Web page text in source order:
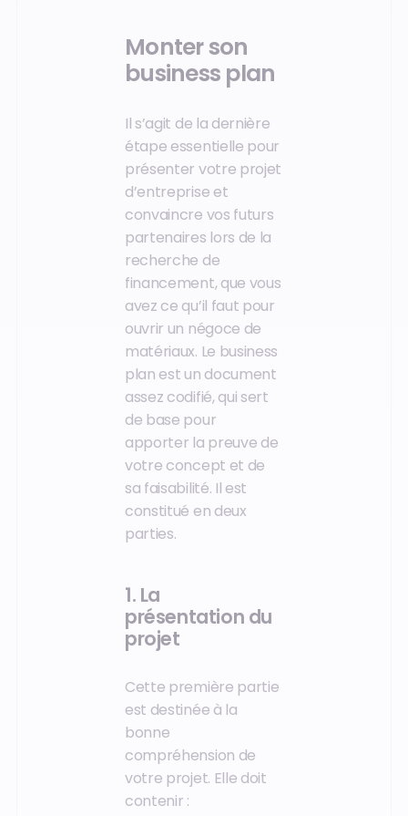
Monter son
business plan
Il s’agit de la dernière
étape essentielle pour
présenter votre projet
d’entreprise et
convaincre vos futurs
partenaires lors de la
recherche de
financement, que vous
avez ce qu’il faut pour
ouvrir un négoce de
matériaux. Le business
plan est un document
assez codifié, qui sert
de base pour
apporter la preuve de
votre concept et de
sa faisabilité. Il est
constitué en deux
parties.
1. La
présentation du
projet
Cette première partie
est destinée à la
bonne
compréhension de
votre projet. Elle doit
contenir :